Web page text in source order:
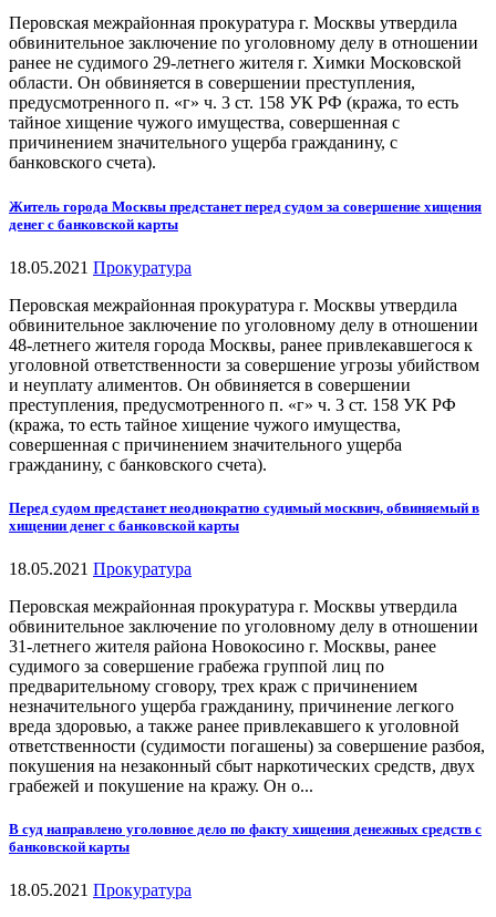
Перовская межрайонная прокуратура г. Москвы утвердила
обвинительное заключение по уголовному делу в отношении
ранее не судимого 29-летнего жителя г. Химки Московской
области. Он обвиняется в совершении преступления,
предусмотренного п. «г» ч. 3 ст. 158 УК РФ (кража, то есть
тайное хищение чужого имущества, совершенная с
причинением значительного ущерба гражданину, с
банковского счета).
Житель города Москвы предстанет перед судом за совершение хищения
денег с банковской карты
18.05.2021 Прокуратура
Перовская межрайонная прокуратура г. Москвы утвердила
обвинительное заключение по уголовному делу в отношении
48-летнего жителя города Москвы, ранее привлекавшегося к
уголовной ответственности за совершение угрозы убийством
и неуплату алиментов. Он обвиняется в совершении
преступления, предусмотренного п. «г» ч. 3 ст. 158 УК РФ
(кража, то есть тайное хищение чужого имущества,
совершенная с причинением значительного ущерба
гражданину, с банковского счета).
Перед судом предстанет неоднократно судимый москвич, обвиняемый в
хищении денег с банковской карты
18.05.2021 Прокуратура
Перовская межрайонная прокуратура г. Москвы утвердила
обвинительное заключение по уголовному делу в отношении
31-летнего жителя района Новокосино г. Москвы, ранее
судимого за совершение грабежа группой лиц по
предварительному сговору, трех краж с причинением
незначительного ущерба гражданину, причинение легкого
вреда здоровью, а также ранее привлекавшего к уголовной
ответственности (судимости погашены) за совершение разбоя,
покушения на незаконный сбыт наркотических средств, двух
грабежей и покушение на кражу. Он о...
В суд направлено уголовное дело по факту хищения денежных средств с
банковской карты
18.05.2021 Прокуратура